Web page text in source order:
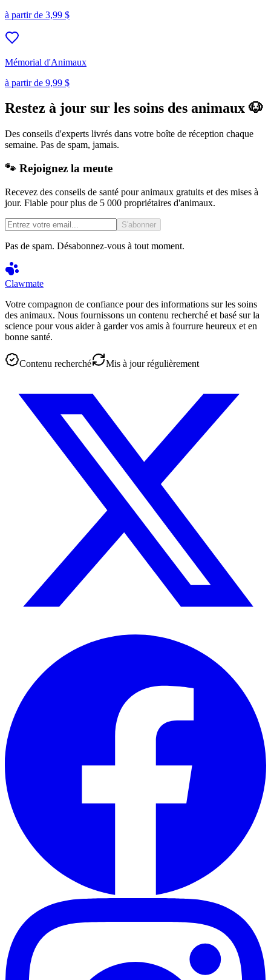
à partir de 3,99 $
Mémorial d'Animaux
à partir de 9,99 $
Restez à jour sur les soins des animaux 🐶
Des conseils d'experts livrés dans votre boîte de réception chaque
semaine. Pas de spam, jamais.
🐾 Rejoignez la meute
Recevez des conseils de santé pour animaux gratuits et des mises à
jour. Fiable pour plus de 5 000 propriétaires d'animaux.
S'abonner
Pas de spam. Désabonnez-vous à tout moment.
Clawmate
Votre compagnon de confiance pour des informations sur les soins
des animaux. Nous fournissons un contenu recherché et basé sur la
science pour vous aider à garder vos amis à fourrure heureux et en
bonne santé.
Contenu recherché Mis à jour régulièrement